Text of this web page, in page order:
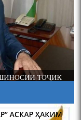
ТОҶИК
АСКАР ҲАКИМ